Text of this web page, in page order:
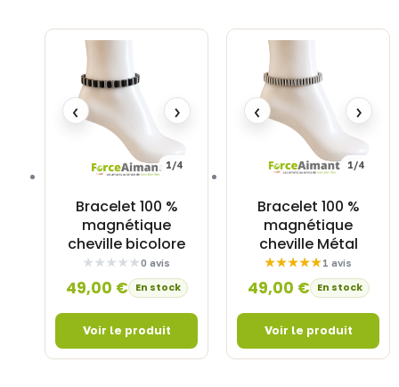
Bracelet 100 %
magnétique
cheville bicolore
0 avis
49,00 € En stock
‹ ›
1/4
Bracelet 100 %
magnétique
cheville Métal
1 avis
49,00 € En stock
‹ ›
1/4